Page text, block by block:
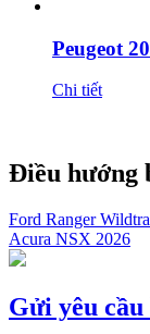
Peugeot
Chi tiết
Điều hướng
Ford Ranger
Acura NSX 2026
Gửi yêu cầu